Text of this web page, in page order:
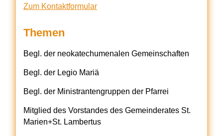
Zum Kontaktformular
Themen
Begl. der neokatechumenalen Gemeinschaften
Begl. der Legio Mariä
Begl. der Ministrantengruppen der Pfarrei
Mitglied des Vorstandes des Gemeinderates St.
Marien+St. Lambertus